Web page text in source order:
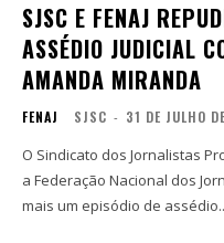
SJSC E FENAJ
ASSÉDIO JUDICIAL
AMANDA MIRANDA
FENAJ SJSC - 31 DE JULHO
O Sindicato dos Jornalistas
a Federação Nacional dos
mais um episódio de